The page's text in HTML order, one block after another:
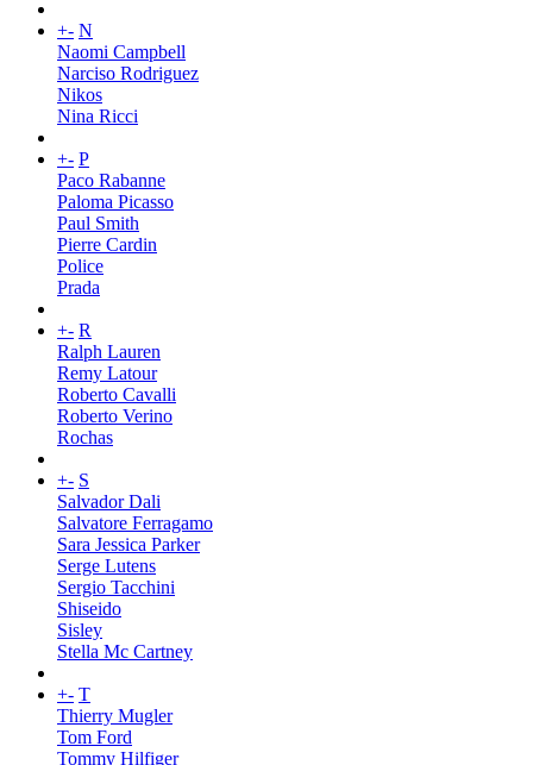
+- N
Naomi Campbell
Narciso Rodriguez
Nikos
Nina Ricci
+- P
Paco Rabanne
Paloma Picasso
Paul Smith
Pierre Cardin
Police
Prada
+- R
Ralph Lauren
Remy Latour
Roberto Cavalli
Roberto Verino
Rochas
+- S
Salvador Dali
Salvatore Ferragamo
Sara Jessica Parker
Serge Lutens
Sergio Tacchini
Shiseido
Sisley
Stella Mc Cartney
+- T
Thierry Mugler
Tom Ford
Tommy Hilfiger